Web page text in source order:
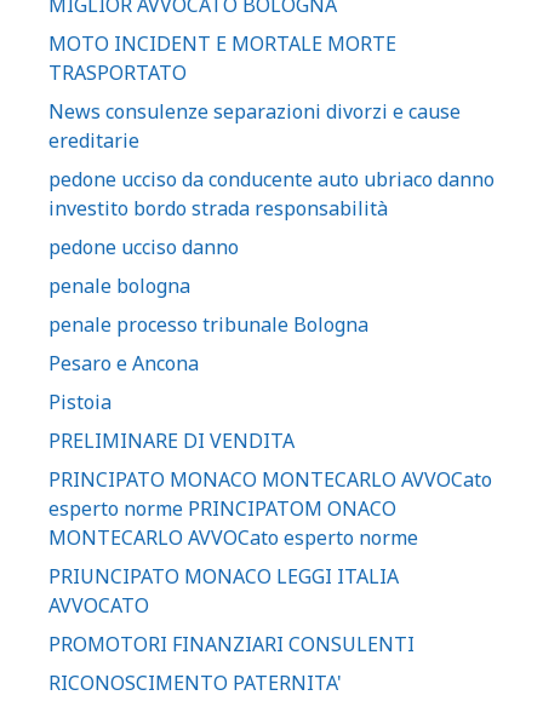
MOTO INCIDENT E MORTALE MORTE
TRASPORTATO
News consulenze separazioni divorzi e cause
ereditarie
pedone ucciso da conducente auto ubriaco danno
investito bordo strada responsabilità
pedone ucciso danno
penale bologna
penale processo tribunale Bologna
Pesaro e Ancona
Pistoia
PRELIMINARE DI VENDITA
PRINCIPATO MONACO MONTECARLO AVVOCato
esperto norme PRINCIPATOM ONACO
MONTECARLO AVVOCato esperto norme
PRIUNCIPATO MONACO LEGGI ITALIA
AVVOCATO
PROMOTORI FINANZIARI CONSULENTI
RICONOSCIMENTO PATERNITA'